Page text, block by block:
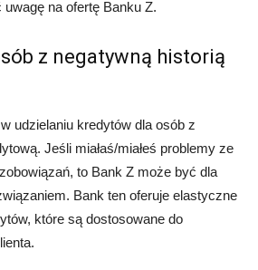
na ofertę Banku Z.
z negatywną historią
udzielaniu kredytów dla osób z
Jeśli miałaś/miałeś problemy ze
to Bank Z może być dla
Bank ten oferuje elastyczne
które są dostosowane do